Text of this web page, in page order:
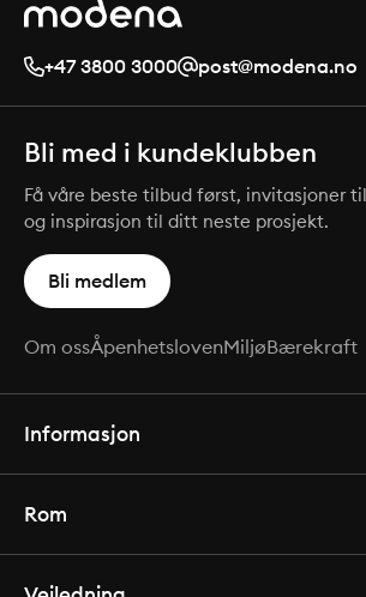
+47 3800 3000 post@modena.no
Bli med i kundeklubben
Få våre beste tilbud først, invitasjoner
og inspirasjon til ditt neste prosjekt.
Bli medlem
Om ossÅpenhetslovenMiljøBærekraft
Informasjon
Rom